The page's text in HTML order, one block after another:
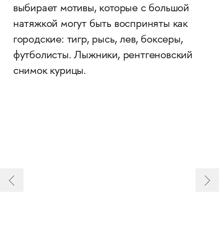
выбирает мотивы, которые с большой
натяжкой могут быть восприняты как
городские: тигр, рысь, лев, боксеры,
футболисты. Лыжники, рентгеновский
снимок курицы.